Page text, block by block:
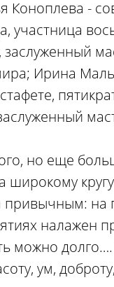
-
участница
заслуженный
Ирина
но еще
широкому
на
налажен
можно
ум,